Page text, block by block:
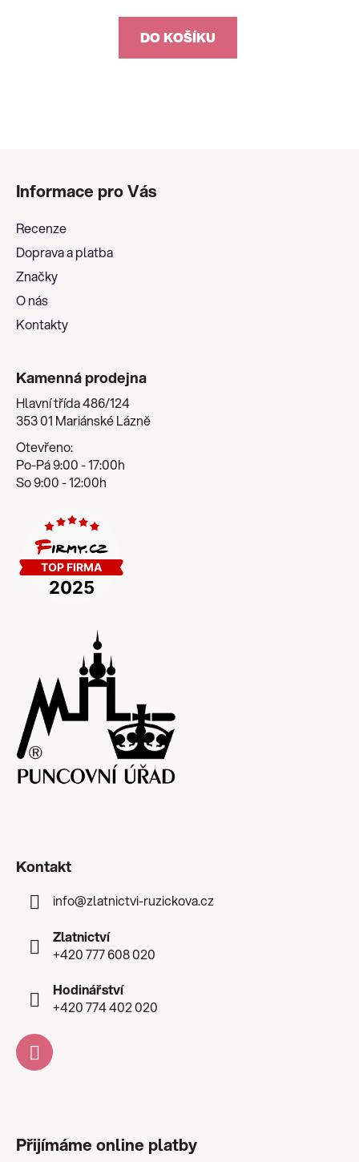
DO KOŠÍKU
Informace pro Vás
Recenze
Doprava a platba
Značky
O nás
Kontakty
Kamenná prodejna
Hlavní třída 486/124
353 01 Mariánské Lázně
Otevřeno:
Po-Pá 9:00 - 17:00h
So 9:00 - 12:00h
Kontakt
info@zlatnictvi-ruzickova.cz
Zlatnictví
+420 777 608 020
Hodinářství
+420 774 402 020
Přijímáme online platby